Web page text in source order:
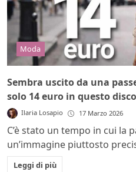
Moda
Sembra uscito da una
solo 14 euro in questo
Ilaria Losapio 17 Marzo 2026
C’è stato un tempo in cui la
un’immagine piuttosto
Leggi di più